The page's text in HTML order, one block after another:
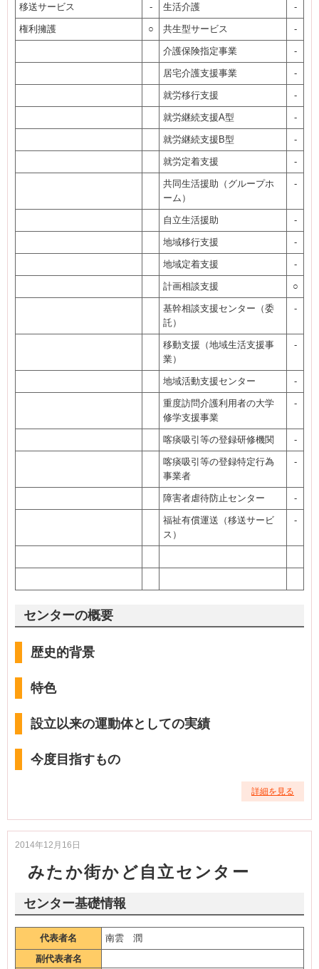
移送サービス - 生活介護 -
権利擁護 ○ 共生型サービス -
介護保険指定事業 -
居宅介護支援事業 -
就労移行支援 -
就労継続支援A型 -
就労継続支援B型 -
就労定着支援 -
共同生活援助（グループホ
ーム）
-
自立生活援助 -
地域移行支援 -
地域定着支援 -
計画相談支援 ○
基幹相談支援センター（委
託）
-
移動支援（地域生活支援事
業）
-
地域活動支援センター -
重度訪問介護利用者の大学
修学支援事業
-
喀痰吸引等の登録研修機関 -
喀痰吸引等の登録特定行為
事業者
-
障害者虐待防止センター -
福祉有償運送（移送サービ
ス）
-
センターの概要
歴史的背景
特色
設立以来の運動体としての実績
今度目指すもの
詳細を見る
2014年12月16日
みたか街かど自立センター
センター基礎情報
代表者名
南雲 潤
副代表者名